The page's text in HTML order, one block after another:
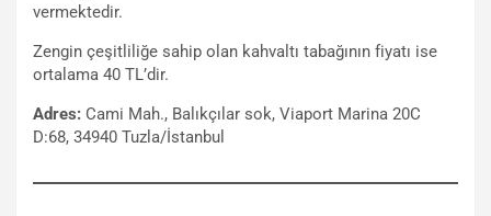
vermektedir.
Zengin çeşitliliğe sahip olan kahvaltı tabağının fiyatı ise
ortalama 40 TL’dir.
Adres: Cami Mah., Balıkçılar sok, Viaport Marina 20C
D:68, 34940 Tuzla/İstanbul